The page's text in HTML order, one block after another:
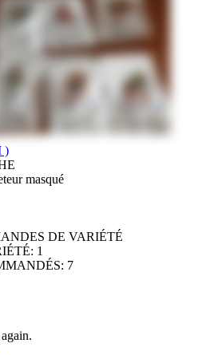
)
masqué
DE VARIÉTÉ
: 1
: 7